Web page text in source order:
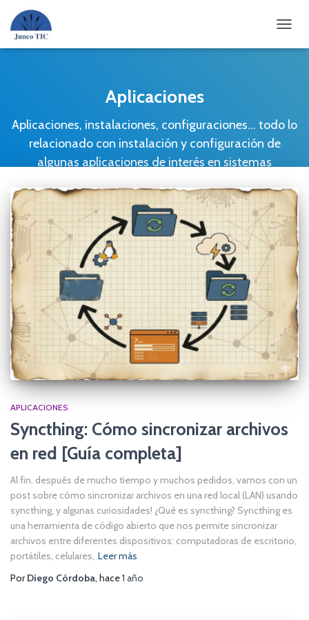
Aplicaciones
Aplicaciones, instalaciones, configuraciones… todo lo
relacionado con instalación y configuración de
algunas aplicaciones de interés en sistemas
APLICACIONES
Syncthing: Cómo sincronizar archivos
en red [Guía completa]
Al fin, después de mucho tiempo y muchos pedidos, vamos con un
post sobre cómo sincronizar archivos en una red local (LAN) usando
syncthing, y algunas curiosidades! ¿Qué es syncthing? Syncthing es
una herramienta de código abierto que nos permite sincronizar
archivos entre diferentes dispositivos: computadoras de escritorio,
portátiles, celulares, Leer más
PorDiego Córdoba, hace1 año